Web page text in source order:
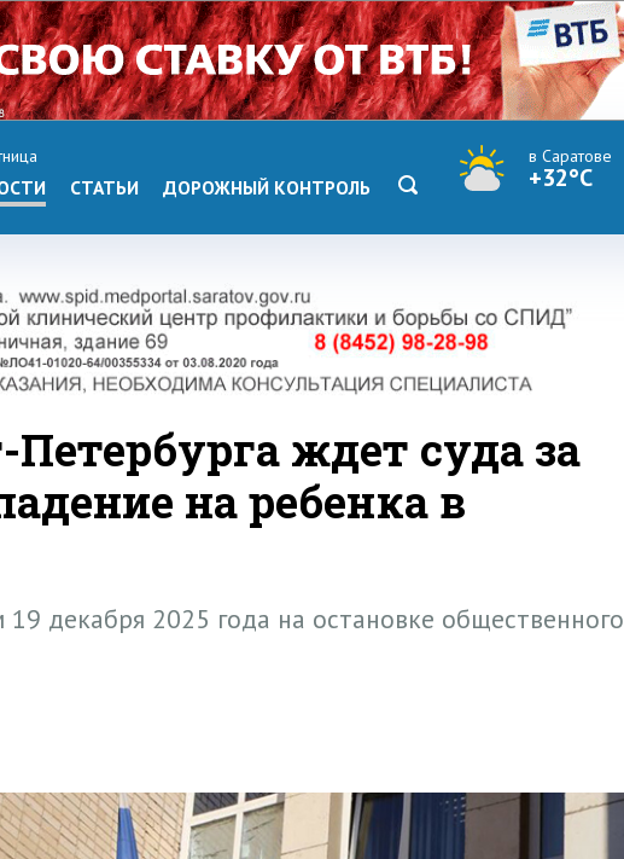
СТАТЬИ ДОРОЖНЫЙ КОНТРОЛЬ
в Саратове
+32°C
ждет суда за
на ребенка в
декабря 2025 года на остановке общественного